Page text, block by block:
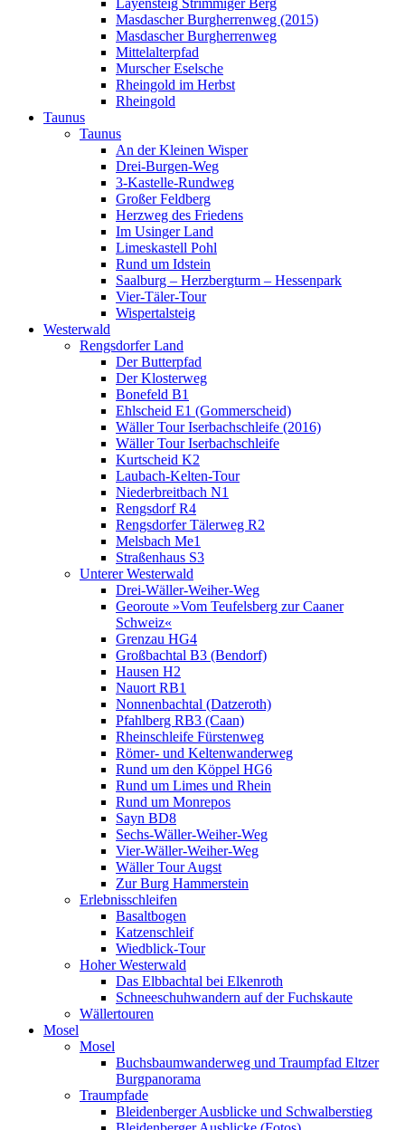
Layensteig Strimmiger Berg
Masdascher Burgherrenweg (2015)
Masdascher Burgherrenweg
Mittelalterpfad
Murscher Eselsche
Rheingold im Herbst
Rheingold
Taunus
Taunus
An der Kleinen Wisper
Drei-Burgen-Weg
3-Kastelle-Rundweg
Großer Feldberg
Herzweg des Friedens
Im Usinger Land
Limeskastell Pohl
Rund um Idstein
Saalburg – Herzbergturm – Hessenpark
Vier-Täler-Tour
Wispertalsteig
Westerwald
Rengsdorfer Land
Der Butterpfad
Der Klosterweg
Bonefeld B1
Ehlscheid E1 (Gommerscheid)
Wäller Tour Iserbachschleife (2016)
Wäller Tour Iserbachschleife
Kurtscheid K2
Laubach-Kelten-Tour
Niederbreitbach N1
Rengsdorf R4
Rengsdorfer Tälerweg R2
Melsbach Me1
Straßenhaus S3
Unterer Westerwald
Drei-Wäller-Weiher-Weg
Georoute »Vom Teufelsberg zur Caaner
Schweiz«
Grenzau HG4
Großbachtal B3 (Bendorf)
Hausen H2
Nauort RB1
Nonnenbachtal (Datzeroth)
Pfahlberg RB3 (Caan)
Rheinschleife Fürstenweg
Römer- und Keltenwanderweg
Rund um den Köppel HG6
Rund um Limes und Rhein
Rund um Monrepos
Sayn BD8
Sechs-Wäller-Weiher-Weg
Vier-Wäller-Weiher-Weg
Wäller Tour Augst
Zur Burg Hammerstein
Erlebnisschleifen
Basaltbogen
Katzenschleif
Wiedblick-Tour
Hoher Westerwald
Das Elbbachtal bei Elkenroth
Schneeschuhwandern auf der Fuchskaute
Wällertouren
Mosel
Mosel
Buchsbaumwanderweg und Traumpfad Eltzer
Burgpanorama
Traumpfade
Bleidenberger Ausblicke und Schwalberstieg